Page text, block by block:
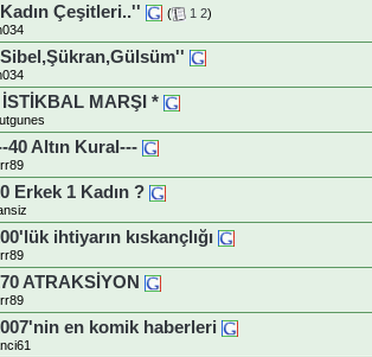
Çeşitleri..''
( 1 2)
MARŞI *
40 Altın Kural---
Erkek 1 Kadın ?
ihtiyarın kıskançlığı
ATRAKSİYON
en komik haberleri